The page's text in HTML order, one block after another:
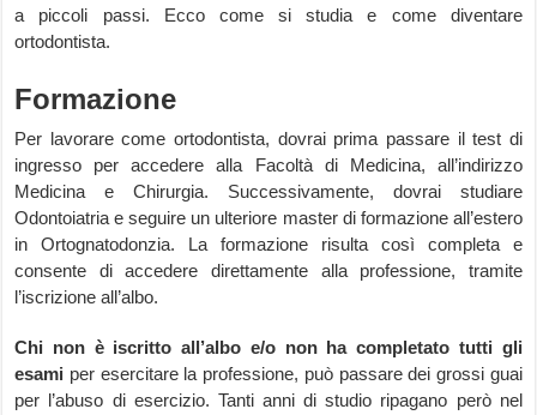
a piccoli passi. Ecco come si studia e come diventare
ortodontista.
Formazione
Per lavorare come ortodontista, dovrai prima passare il test di
ingresso per accedere alla Facoltà di Medicina, all’indirizzo
Medicina e Chirurgia. Successivamente, dovrai studiare
Odontoiatria e seguire un ulteriore master di formazione all’estero
in Ortognatodonzia. La formazione risulta così completa e
consente di accedere direttamente alla professione, tramite
l’iscrizione all’albo.
Chi non è iscritto all’albo e/o non ha completato tutti gli
esami per esercitare la professione, può passare dei grossi guai
per l’abuso di esercizio. Tanti anni di studio ripagano però nel